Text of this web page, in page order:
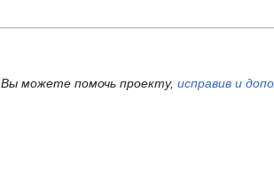
Вы можете помочь проекту, исправив и